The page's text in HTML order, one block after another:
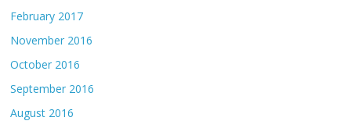
February 2017
November 2016
October 2016
September 2016
August 2016